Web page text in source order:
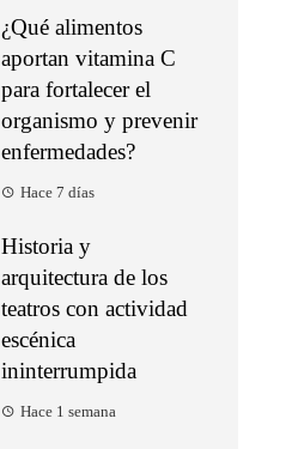
¿Qué alimentos
aportan vitamina C
para fortalecer el
organismo y prevenir
enfermedades?
Hace 7 días
Historia y
arquitectura de los
teatros con actividad
escénica
ininterrumpida
Hace 1 semana